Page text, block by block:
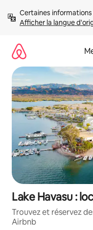
directement
Afficher la langue
Lake Havasu :
Trouvez et réservez
Airbnb